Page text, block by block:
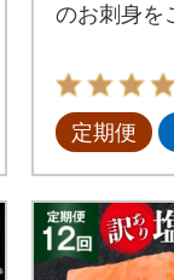
のお刺身を
定期便